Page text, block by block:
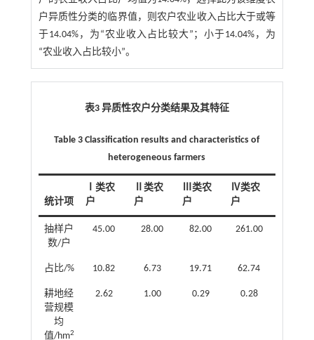
户异质性分类的临界值，则农户农业收入占比大于或等
于14.04%，为“农业收入占比较大”；小于14.04%，为
“农业收入占比较小”。
表3 异质性农户分类结果及其特征
Table 3 Classification results and characteristics of
heterogeneous farmers
统计项
Ⅰ类农
户
Ⅱ类农
户
Ⅲ类农
户
Ⅳ类农
户
抽样户
数/户
45.00 28.00 82.00 261.00
占比/% 10.82 6.73 19.71 62.74
耕地经
营规模
均
值/hm2
2.62 1.00 0.29 0.28